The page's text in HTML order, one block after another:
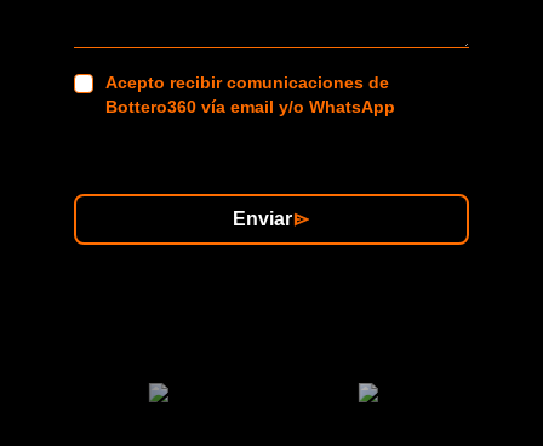
Acepto recibir comunicaciones de
Bottero360 vía email y/o WhatsApp
Enviar